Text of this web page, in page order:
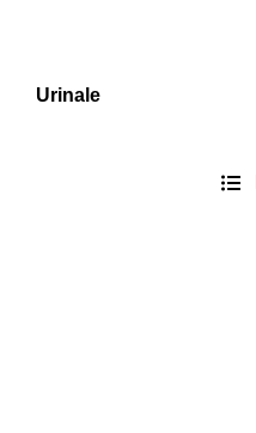
Urinale